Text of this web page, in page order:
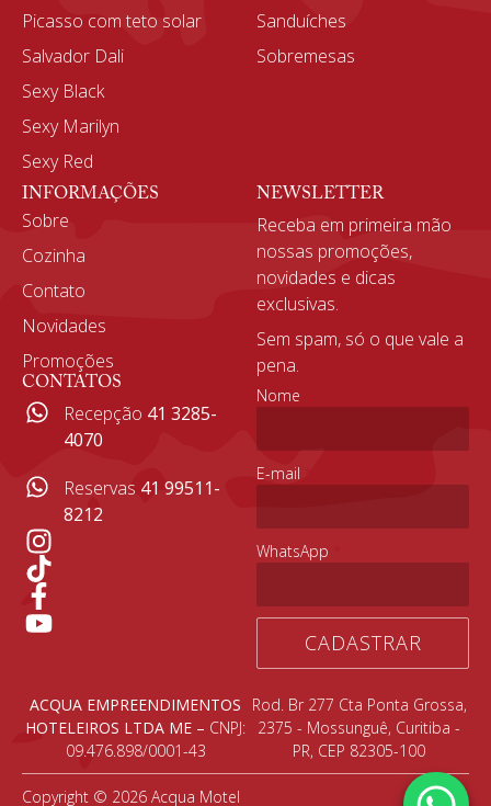
Picasso com teto solar
Salvador Dali
Sexy Black
Sexy Marilyn
Sexy Red
Sanduíches
Sobremesas
INFORMAÇÕES
Sobre
Cozinha
Contato
Novidades
Promoções
CONTATOS
Recepção 41 3285-
4070
Reservas 41 99511-
8212
NEWSLETTER
Receba em primeira mão
nossas promoções,
novidades e dicas
exclusivas.
Sem spam, só o que vale a
pena.
Nome
E-mail
WhatsApp
CADASTRAR
ACQUA EMPREENDIMENTOS
HOTELEIROS LTDA ME – CNPJ:
09.476.898/0001-43
Rod. Br 277 Cta Ponta Grossa,
2375 - Mossunguê, Curitiba -
PR, CEP 82305-100
Copyright © 2026 Acqua Motel